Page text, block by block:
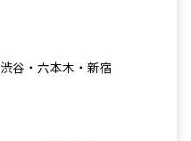
谷・六本木・新宿